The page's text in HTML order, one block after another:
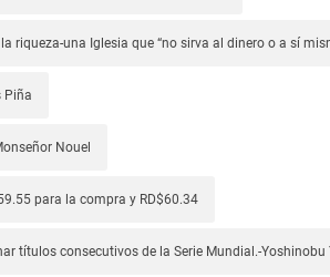
riqueza-una Iglesia que “no sirva al dinero o a sí
Piña
Nouel
para la compra y RD$60.34
títulos consecutivos de la Serie Mundial.-